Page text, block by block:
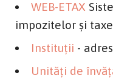
WEB-ETAX
impozitelor şi
Instituţii -
Unităţi de